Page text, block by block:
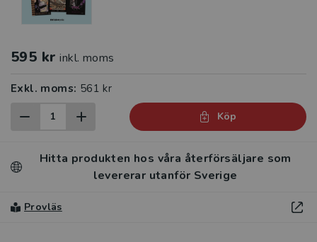
595 kr inkl. moms
Exkl. moms: 561 kr
Köp
Hitta produkten hos våra återförsäljare som
levererar utanför Sverige
Provläs